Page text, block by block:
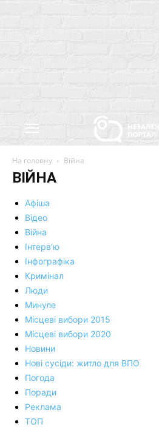
На головну Війна
ВІЙНА
Афіша
Відео
Війна
Інтерв'ю
Інфографіка
Кримінал
Люди
Минуле
Місцеві вибори 2015
Місцеві вибори 2020
Новини
Нові сусіди: житло для ВПО
Погода
Поради
Реклама
ТОП